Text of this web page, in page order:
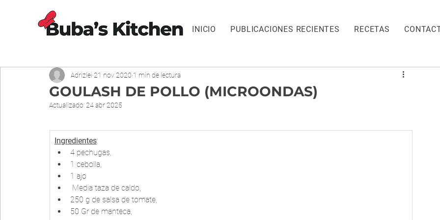
INICIO PUBLICACIONES RECIENTES RECETAS
GOULASH DE POLLO (MICROONDAS)
Adrizlei 21 nov 2020 1 min de lectura
Actualizado:24 abr 2025
Ingredientes:
4 pechugas,
1 cebolla,
1 ajo
Media taza de caldo,
250 g de salsa de tomate,
50 Gr de manteca,